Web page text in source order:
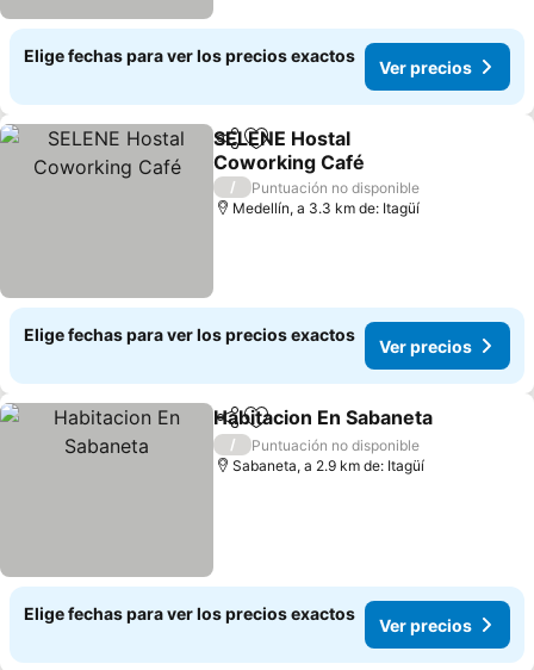
Elige fechas para ver los precios exactos
Ver precios
CompartirAgregar a favoritos
SELENE Hostal
Coworking Café
Ver precios
/
Puntuación no disponible
Medellín, a 3.3 km de: Itagüí
Elige fechas para ver los precios exactos
Ver precios
CompartirAgregar a favoritos
Habitacion En Sabaneta
/
Puntuación no disponible
Sabaneta, a 2.9 km de: Itagüí
Elige fechas para ver los precios exactos
Ver precios